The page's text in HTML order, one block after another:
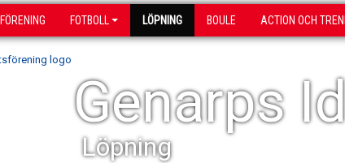
FOTBOLL LÖPNING BOULE ACTION OCH
Genarps
Löpning